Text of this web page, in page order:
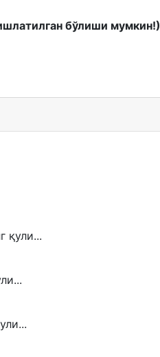
бўлиши мумкин!)
қули...